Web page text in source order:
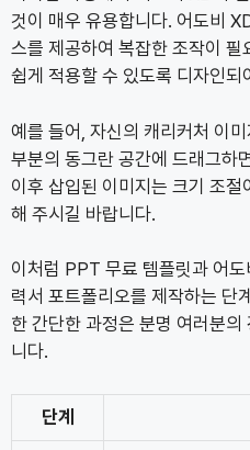
것이 매우 유용합니다. 어도비
스를 제공하여 복잡한 조작이
쉽게 적용할 수 있도록 디자인되
예를 들어, 자신의 캐리커처 이
부분의 동그란 공간에 드래그하
이후 삽입된 이미지는 크기 조
해 주시길 바랍니다.
이처럼 PPT 무료 템플릿과 어
력서 포트폴리오를 제작하는 단
한 간단한 과정은 분명 여러분
니다.
단계